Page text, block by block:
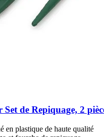
Set de Repiquage, 2
en plastique de haute qualité